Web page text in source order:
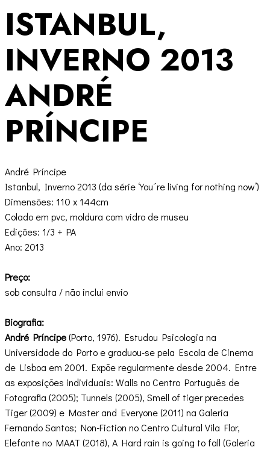
ISTANBUL,
INVERNO 2013
ANDRÉ
PRÍNCIPE
André Príncipe
Istanbul, Inverno 2013 (da série ‘You´re living for nothing now’)
Dimensões: 110 x 144cm
Colado em pvc, moldura com vidro de museu
Edições: 1/3 + PA
Ano: 2013
Preço:
sob consulta / não inclui envio
Biografia:
André Príncipe(Porto, 1976). Estudou Psicologia na
Universidade do Porto e graduou-se pela Escola de Cinema
de Lisboa em 2001. Expõe regularmente desde 2004. Entre
as exposições individuais: Walls no Centro Português de
Fotografia (2005); Tunnels (2005), Smell of tiger precedes
Tiger (2009) e Master and Everyone (2011) na Galeria
Fernando Santos; Non-Fiction no Centro Cultural Vila Flor,
Elefante no MAAT (2018), A Hard rain is going to fall (Galeria